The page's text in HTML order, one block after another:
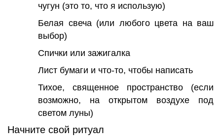
чугун (это то, что я использую)
Белая свеча (или любого цвета на ваш
выбор)
Спички или зажигалка
Лист бумаги и что-то, чтобы написать
Тихое, священное пространство (если
возможно, на открытом воздухе под
светом луны)
Начните свой ритуал